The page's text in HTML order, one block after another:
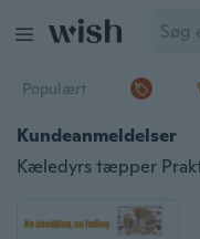
Populært
Kundeanmeldelser